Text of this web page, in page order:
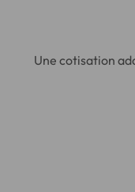
Une cotisation